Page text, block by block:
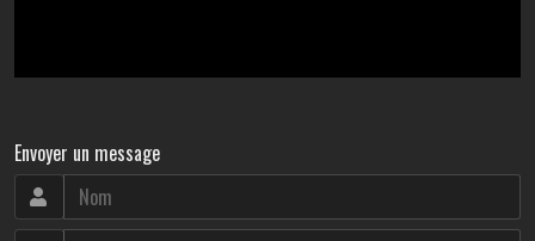
Envoyer un message